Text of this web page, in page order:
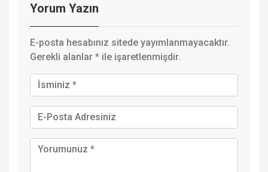
Yorum Yazın
E-posta hesabınız sitede yayımlanmayacaktır.
Gerekli alanlar * ile işaretlenmişdir.